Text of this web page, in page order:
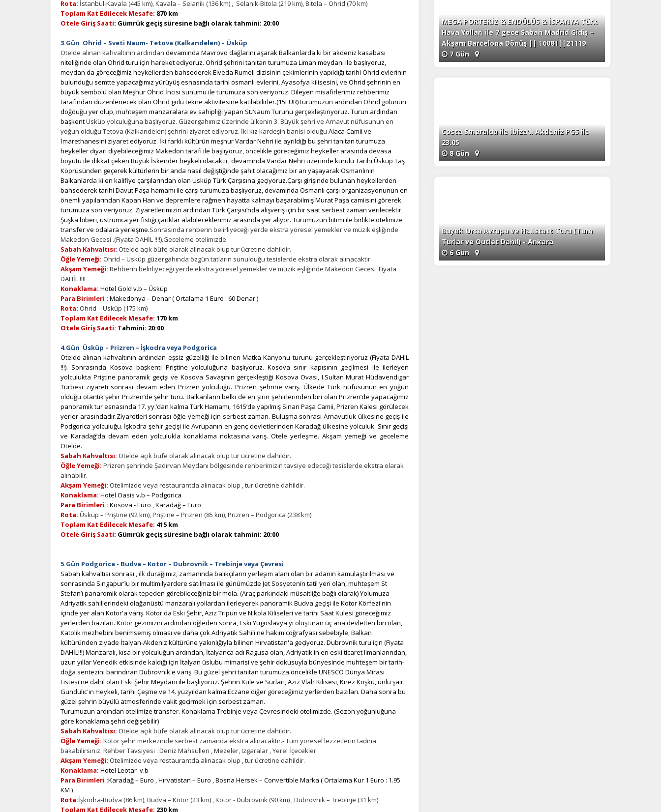
depolayabilir, bunları yurt içi ve yurt dışındaki hizmet sağlayıcılarla paylaşabiliriz. Buna
izin vermemeyi seçebilirsiniz ancak bu durumda sitemiz umduğumuz gibi çalışmaya
bilir.Daha fazla bilgi içinKVKK bilgilendirmemizi,çerez kullanımve
inceleyebilirsiniz.
Zorunlu Çerezler HER ZAMAN AKTIF
Oturum yönetimi, güvenlik ve temel site işlevleri için gereklidir. Bu
çerezler olmadan site düzgün çalışmaz ve devre dışı bırakılamaz.
İstatistik Çerezleri
Ziyaretçilerin siteyi nasıl kullandığını anonim olarak ölçeriz. Hangi
sayfaların popüler olduğunu ve kullanıcıların nerede zorluk yaşadığını
anlamamıza yardımcı olur.
Pazarlama Çerezleri
Size ve ilgi alanlarınıza uygun reklamlar göstermek için kullanılır.
Kapatırsanız reklamları görmeye devam edersiniz, ancak daha az
alakalı olabilirler.
Rota: İstanbul-Kavala (445 km), Kavala – Selanik (136 km) , Selanik-Bitola (219 km), Bitola – Ohrid (70 km)
Toplam Kat Edilecek Mesafe: 870 km
Otele Giriş Saati: Gümrük geçiş süresine bağlı olarak tahmini: 20:00
3.Gün Ohrid – Sveti Naum- Tetova (Kalkandelen) – Üsküp
Otelde alınan kahvaltının ardından devamında Mavrovo dağlarını aşarak Balkanlarda ki bir akdeniz kasabası
niteliğinde olan Ohrid turu için hareket ediyoruz. Ohrid şehrini tanıtan turumuza Liman meydanı ile başlıyoruz,
meydan da göreceğimiz heykellerden bahsederek Elveda Rumeli dizisinin çekimlerinin yapıldığı tarihi Ohrid evlerinin
bulunduğu semtte yapacağımız yürüyüş esnasında tarihi osmanlı evlerini, Ayasofya kilisesini, ve Ohrid şehrinin en
büyük sembolü olan Meşhur Ohrid İncisi sunumu ile turumuza son veriyoruz. Dileyen misafirlerimiz rehberimiz
tarafından düzenlenecek olan Ohrid gölü tekne aktivitesine katılabilirler.(15EUR)Turumuzun ardından Ohrid gölünün
doğduğu yer olup, muhteşem manzaralara ev sahipliği yapan St.Naum Turunu gerçekleştiriyoruz. Turun ardından
başkentÜsküp yolculuğuna başlıyoruz. Güzergahımız üzerinde ülkenin 3. Büyük şehri ve Arnavut nüfusunun en
yoğun olduğu Tetova (Kalkandelen) şehrini ziyaret ediyoruz. İki kız kardeşin banisi olduğu Alaca Camii ve
İmarethanesini ziyaret ediyoruz. İki farklı kültürün meşhur Vardar Nehri ile ayrıldığı bu şehri tanıtan turumuza
heykeller diyarı diyebileceğimiz Makedon tarafı ile başlıyoruz, öncelikle göreceğimiz heykeller arasında devasa
boyutu ile dikkat çeken Büyük İskender heykeli olacaktır, devamında Vardar Nehri üzerinde kurulu Tarihi Üsküp Taş
Köprüsünden geçerek kültürlerin bir anda nasıl değiştiğinde şahit olacağımız bir an yaşayarak Osmanlının
Balkanlarda ki en kalifiye çarşılarından olan Üsküp Türk Çarşısına geçiyoruz.Çarşı girişinde bulunan heykellerden
bahsederek tarihi Davut Paşa hamamı ile çarşı turumuza başlıyoruz, devamında Osmanlı çarşı organizasyonunun en
önemli yapılarından Kapan Han ve depremlere rağmen hayatta kalmayı başarabilmiş Murat Paşa camiisini görerek
turumuza son veriyoruz. Ziyaretlerimizin ardından Türk Çarşısı’nda alışveriş için bir saat serbest zaman verilecektir.
Şuşka biberi, ustrumca yer fıstığı,çarıklar alabileceklerimiz arasında yer alıyor. Turumuzun bitimi ile birlikte otelimize
transfer ve odalara yerleşme.Sonrasında rehberin belirliyeceği yerde ekstra yöresel yemekler ve müzik eşliğinde
Makedon Gecesi .(Fiyata DAHİL !!!!).Geceleme otelimizde.
Sabah Kahvaltısı: Otelde açık büfe olarak alınacak olup tur ücretine dahildir.
Öğle Yemeği: Ohrid – Üsküp güzergahında özgün tatların sunulduğu tesislerde ekstra olarak alınacaktır.
Akşam Yemeği: Rehberin belirliyeceği yerde ekstra yöresel yemekler ve müzik eşliğinde Makedon Gecesi .Fiyata
DAHİL !!!!
Konaklama: Hotel Gold v.b – Üsküp
Para Birimleri : Makedonya – Denar ( Ortalama 1 Euro : 60 Denar )
Rota: Ohrid – Üsküp (175 km)
Toplam Kat Edilecek Mesafe: 170 km
Otele Giriş Saati: Tahmini: 20:00
4.Gün Üsküp – Prizren – İşkodra veya Podgorica
Otelde alınan kahvaltının ardından eşsiz güzelliği ile bilinen Matka Kanyonu turunu gerçekleştiriyoruz (Fiyata DAHIL
!!!). Sonrasında Kosova başkenti Priştine yolculuğuna başlıyoruz. Kosova sınır kapısının geçilmesi ile ilerleyen
yolculukta Priştine panoramik geçişi ve Kosova Savaşının gerçekleştiği Kosova Ovası, I.Sultan Murat Hüdavendigar
Türbesi ziyareti sonrası devam eden Prizren yolculuğu. Prizren şehrine varış. Ülkede Türk nüfusunun en yoğun
olduğu otantik şehir Prizren’de şehir turu. Balkanların belki de en şirin şehirlerinden biri olan Prizren’de yapacağımız
panoramik tur esnasında 17. yy.’dan kalma Türk Hamamı, 1615’de yapılmış Sinan Paşa Camii, Prizren Kalesi görülecek
yerler arasındadır.Ziyaretleri sonrası öğle yemeği için serbest zaman. Buluşma sonrası Arnavutluk ülkesine geçiş ile
Podgorica yolculuğu. İşkodra şehir geçişi ile Avrupanın en genç devletlerinden Karadağ ülkesine yolculuk. Sınır geçişi
ve Karadağ’da devam eden yolculukla konaklama noktasına varış. Otele yerleşme. Akşam yemeği ve geceleme
Otelde.
Sabah Kahvaltısı: Otelde açık büfe olarak alınacak olup tur ücretine dahildir.
Öğle Yemeği: Prizren şehrinde Şadırvan Meydanı bölgesinde rehberimizin tavsiye edeceği tesislerde ekstra olarak
alınabilir.
Akşam Yemeği: Otelimizde veya restaurantda alınacak olup , tur ücretine dahildir.
Konaklama: Hotel Oasis v.b – Podgorica
Para Birimleri : Kosova - Euro , Karadağ – Euro
Rota: Üsküp – Priştine (92 km), Priştine – Prizren (85 km), Prizren – Podgorica (238 km)
Toplam Kat Edilecek Mesafe: 415 km
Otele Giriş Saati: Gümrük geçiş süresine bağlı olarak tahmini: 20:00
5.Gün Podgorica - Budva – Kotor – Dubrovnik – Trebinje veya Çevresi
Sabah kahvaltısı sonrası ,ilkdurağımız, zamanında balıkçıların yerleşim alanı olan bir adanın kamulaştırılması ve
sonrasında Singapur’lu bir multimilyardere satılması ile günümüzde Jet Sosyetenin tatil yeri olan, muhteşem St
Stefan’ı panaromik olarak tepeden görebileceğiniz bir mola. (Araç parkındaki müsaitliğe bağlı olarak) Yolumuza
Adriyatik sahillerindeki olağanüstü manzaralı yollardan ilerleyerek panoramik Budva geçişi ile Kotor Körfezi'nin
içinde yer alan Kotor'a varış. Kotor'da Eski Şehir, Aziz Tripun ve Nikola Kiliseleri ve tarihi Saat Kulesi göreceğimiz
yerlerden bazıları. Kotor gezimizin ardından öğleden sonra, Eski Yugoslavya'yı oluşturan üç ana devletten biri olan,
Katolik mezhebini benimsemiş olması ve daha çok Adriyatik Sahili'ne hakim coğrafyası sebebiyle, Balkan
kültüründen ziyade İtalyan-Akdeniz kültürüne yakınlığıyla bilinen Hırvatistan'a geçiyoruz. Dubrovnik turu için (Fiyata
DAHİL!!!) Manzaralı, kısa bir yolculuğun ardından, İtalyanca adı Ragusa olan, Adriyatik'in en eski ticaret limanlarından,
uzun yıllar Venedik etkisinde kaldığı için İtalyan üslubu mimarisi ve şehir dokusuyla bünyesinde muhteşem bir tarih-
doğa sentezini barındıran Dubrovnik'e varış. Bu güzel şehri tanıtan turumuza öncelikle UNESCO Dünya Mirası
Listesi'ne dahil olan Eski Şehir Meydanı ile başlıyoruz. Şehrin Kule ve Surları, Aziz Vlah Kilisesi, Knez Köşkü, ünlü şair
Gundulic'in Heykeli, tarihi Çeşme ve 14. yüzyıldan kalma Eczane diğer göreceğimiz yerlerden bazıları. Daha sonra bu
güzel şehrin büyülü atmosferinde vakit geçirmek için serbest zaman.
Turumuzun ardından otelimize transfer. Konaklama Trebinje veya Çevresindeki otelimizde. (Sezon yoğunluğuna
göre konaklama şehri değişebilir)
Sabah Kahvaltısı: Otelde açık büfe olarak alınacak olup tur ücretine dahildir.
Öğle Yemeği: Kotor şehir merkezinde serbest zamanda ekstra alınacaktır.-Tüm yöresel lezzetlerin tadına
bakabilirsiniz. Rehber Tavsiyesi : Deniz Mahsulleri , Mezeler, Izgaralar , Yerel İçecekler
Akşam Yemeği: Otelimizde veya restaurantda alınacak olup , tur ücretine dahildir.
Konaklama: Hotel Leotar v.b
Para Birimleri :Karadağ – Euro , Hırvatistan – Euro , Bosna Hersek – Convertible Marka ( Ortalama Kur 1 Euro : 1.95
KM )
Rota:İşkodra-Budva (86 km), Budva – Kotor (23 km) , Kotor - Dubrovnik (90 km) , Dubrovnik – Trebinje (31 km)
Toplam Kat Edilecek Mesafe: 230 km
MEGA PORTEKİZ & ENDÜLÜS & İSPANYA Türk
Hava Yolları ile 7 gece Sabah Madrid Gidiş –
Akşam Barcelona Dönüş || 16081||21119
7 Gün
Costa Smeralda ile İbiza'lı Akdeniz PGS ile
23.05
8 Gün
Buyuk Orta Avrupa ve Hallstatt Turu (Tum
Turlar ve Outlet Dahil) - Ankara
6 Gün